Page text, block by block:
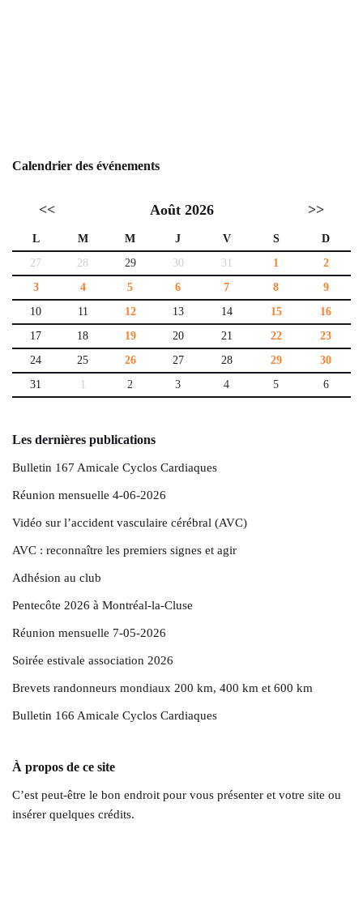
Calendrier des événements
<< Août 2026 >>
L M M J V S
D
27
28 29 30 31 1
2
3
4 5 6 7 8
9
10
11 12 13 14 15
16
17
18 19 20 21 22
23
24
25 26 27 28 29
30
31
1 2 3 4 5 6
Les dernières publications
Bulletin 167 Amicale Cyclos Cardiaques
Réunion mensuelle 4-06-2026
Vidéo sur l’accident vasculaire cérébral (AVC)
AVC : reconnaître les premiers signes et agir
Adhésion au club
Pentecôte 2026 à Montréal-la-Cluse
Réunion mensuelle 7-05-2026
Soirée estivale association 2026
Brevets randonneurs mondiaux 200 km, 400 km et 600 km
Bulletin 166 Amicale Cyclos Cardiaques
À propos de ce site
C’est peut-être le bon endroit pour vous présenter et votre site ou
insérer quelques crédits.